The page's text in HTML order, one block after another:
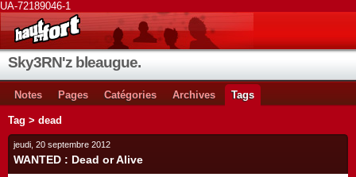
UA-72189046-1
Sky3RN'z bleaugue.
Notes Pages Catégories Archives Tags
Tag > dead
jeudi, 20 septembre 2012
WANTED : Dead or Alive